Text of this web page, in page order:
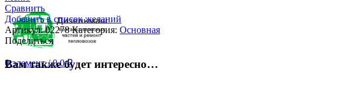
0элемент / 0.0₽
Сравнить
Добавить в список желаний
Артикул:02278 Категория: Основная
Поделиться
Вам также будет интересно…